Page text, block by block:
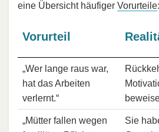
eine Übersicht häufiger Vorurteile:
Vorurteil
„Wer lange raus war,
hat das Arbeiten
verlernt.“
„Mütter fallen wegen
Sie